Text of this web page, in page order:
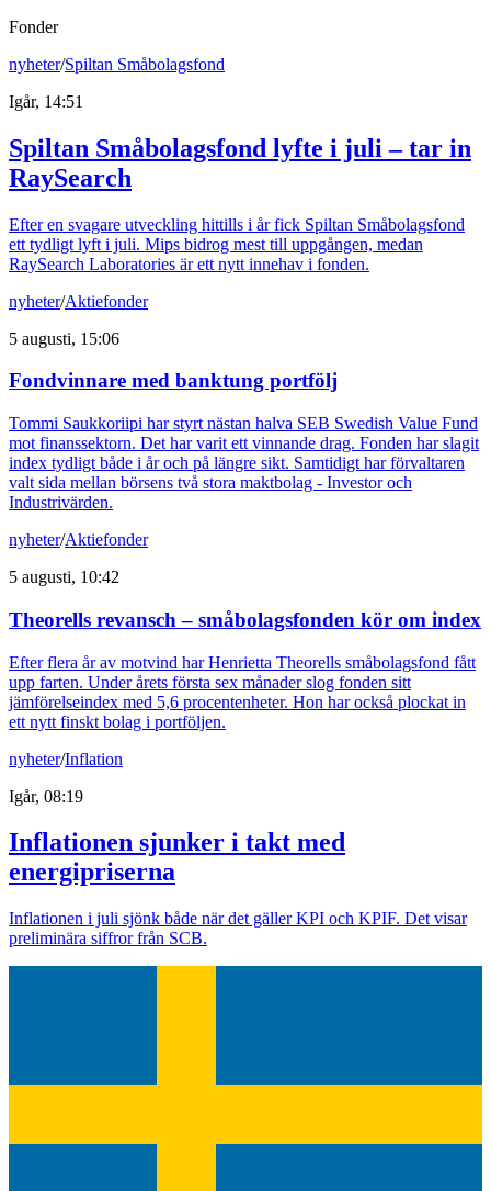
Fonder
nyheter/Spiltan Småbolagsfond
Igår, 14:51
Spiltan Småbolagsfond lyfte i juli – tar in
RaySearch
Efter en svagare utveckling hittills i år fick Spiltan Småbolagsfond
ett tydligt lyft i juli. Mips bidrog mest till uppgången, medan
RaySearch Laboratories är ett nytt innehav i fonden.
nyheter/Aktiefonder
5 augusti, 15:06
Fondvinnare med banktung portfölj
Tommi Saukkoriipi har styrt nästan halva SEB Swedish Value Fund
mot finanssektorn. Det har varit ett vinnande drag. Fonden har slagit
index tydligt både i år och på längre sikt. Samtidigt har förvaltaren
valt sida mellan börsens två stora maktbolag - Investor och
Industrivärden.
nyheter/Aktiefonder
5 augusti, 10:42
Theorells revansch – småbolagsfonden kör om index
Efter flera år av motvind har Henrietta Theorells småbolagsfond fått
upp farten. Under årets första sex månader slog fonden sitt
jämförelseindex med 5,6 procentenheter. Hon har också plockat in
ett nytt finskt bolag i portföljen.
nyheter/Inflation
Igår, 08:19
Inflationen sjunker i takt med
energipriserna
Inflationen i juli sjönk både när det gäller KPI och KPIF. Det visar
preliminära siffror från SCB.